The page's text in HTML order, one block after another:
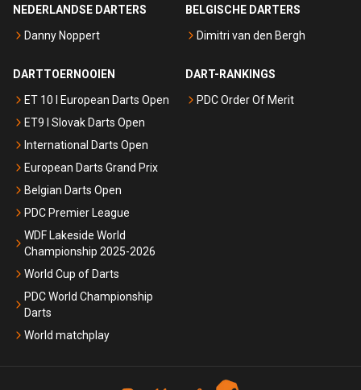
NEDERLANDSE DARTERS
Danny Noppert
BELGISCHE DARTERS
Dimitri van den Bergh
DARTTOERNOOIEN
ET 10 I European Darts Open
ET9 I Slovak Darts Open
International Darts Open
European Darts Grand Prix
Belgian Darts Open
PDC Premier League
WDF Lakeside World
Championship 2025-2026
World Cup of Darts
PDC World Championship
Darts
World matchplay
DART-RANKINGS
PDC Order Of Merit